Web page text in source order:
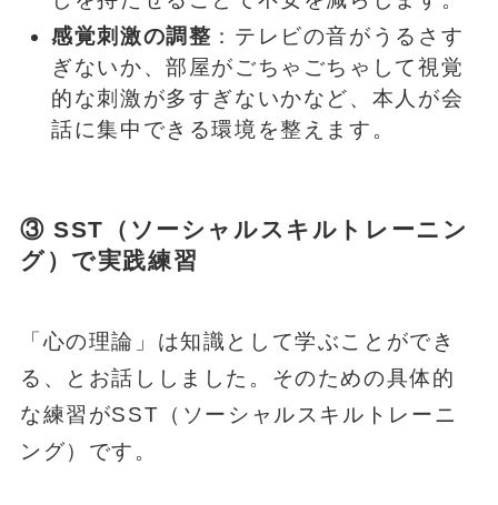
感覚刺激の調整 ：テレビの音がうるさす
ぎないか、部屋がごちゃごちゃして視覚
的な刺激が多すぎないかなど、本人が会
話に集中できる環境を整えます。
③ SST（ソーシャルスキルトレーニン
グ）で実践練習
「心の理論」は知識として学ぶことができ
る、とお話ししました。そのための具体的
な練習がSST（ソーシャルスキルトレーニ
ング）です。